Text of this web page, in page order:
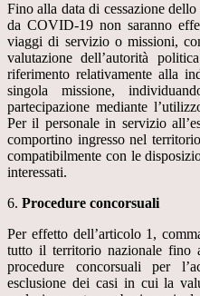
Fino alla data di cessazione
da COVID-19 non saranno
viaggi di servizio o missioni,
valutazione dell’autorità
riferimento relativamente alla
singola missione,
partecipazione mediante
Per il personale in servizio
comportino ingresso nel
compatibilmente con le
interessati.
6. Procedure concorsuali
Per effetto dell’articolo 1,
tutto il territorio nazionale fino
procedure concorsuali per
esclusione dei casi in cui la